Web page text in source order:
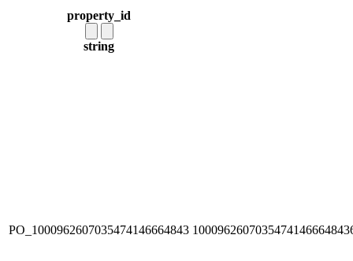
property_id
string
PO_1000962607035474146664843